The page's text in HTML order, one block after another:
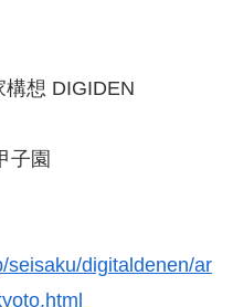
想 DIGIDEN
子園
seisaku/digitaldenen/ar